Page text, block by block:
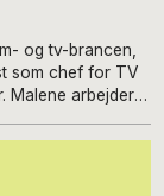
og tv-brancen,
som chef for TV
Malene arbejder
år og været